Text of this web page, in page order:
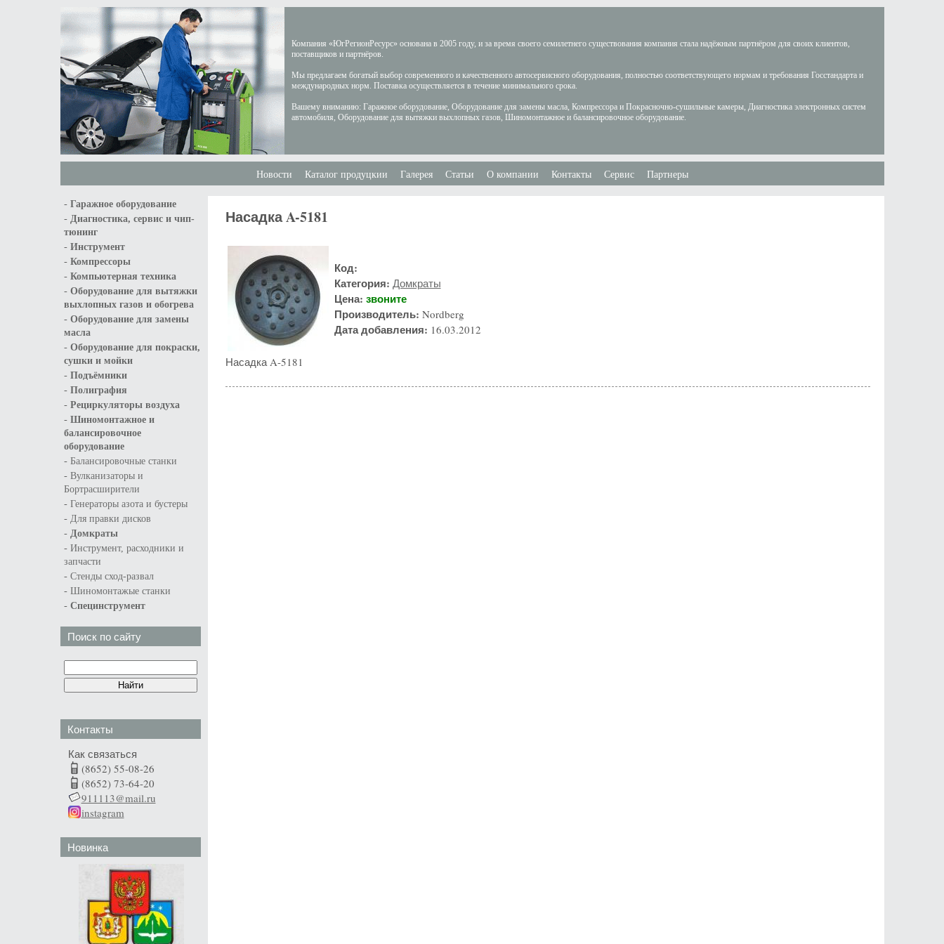
Компания «ЮгРегионРесурс» основана в 2005 году, и за время своего семилетнего существования компания стала надёжным партнёром для своих клиентов,
поставщиков и партнёров.
Мы предлагаем богатый выбор современного и качественного автосервисного оборудования, полностью соответствующего нормам и требования Госстандарта и
международных норм. Поставка осуществляется в течение минимального срока.
Вашему вниманию: Гаражное оборудование, Оборудование для замены масла, Компрессора и Покрасночно-сушильные камеры, Диагностика электронных систем
автомобиля, Оборудование для вытяжки выхлопных газов, Шиномонтажное и балансировочное оборудование.
Новости Каталог продуцкии Галерея Статьи О компании Контакты Сервис Партнеры
- Гаражное оборудование
- Диагностика, сервис и чип-
тюнинг
- Инструмент
- Компрессоры
- Компьютерная техника
- Оборудование для вытяжки
выхлопных газов и обогрева
- Оборудование для замены
масла
- Оборудование для покраски,
сушки и мойки
- Подъёмники
- Полиграфия
- Рециркуляторы воздуха
- Шиномонтажное и
балансировочное
оборудование
- Балансировочные станки
- Вулканизаторы и
Бортрасширители
- Генераторы азота и бустеры
- Для правки дисков
- Домкраты
- Инструмент, расходники и
запчасти
- Стенды сход-развал
- Шиномонтажые станки
- Специнструмент
Поиск по сайту
Контакты
Как связаться
(8652) 55-08-26
(8652) 73-64-20
911113@mail.ru
instagram
Новинка
Насадка A-5181
Код:
Категория: Домкраты
Цена: звоните
Производитель: Nordberg
Дата добавления: 16.03.2012
Насадка A-5181